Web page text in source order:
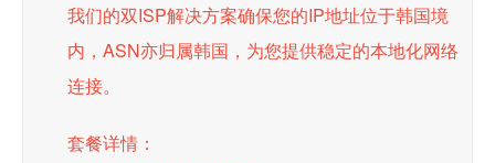
我们的双ISP解决方案确保您的IP地址位于韩国境
内，ASN亦归属韩国，为您提供稳定的本地化网络
连接。
套餐详情：